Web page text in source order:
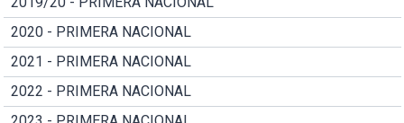
2020 - PRIMERA NACIONAL
2021 - PRIMERA NACIONAL
2022 - PRIMERA NACIONAL